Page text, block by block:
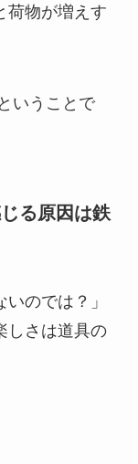
荷物が増えす
いうことで
る原因は鉄
のでは？」
しさは道具の